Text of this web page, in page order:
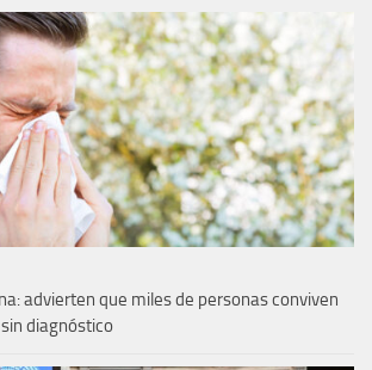
advierten que miles de personas conviven
diagnóstico